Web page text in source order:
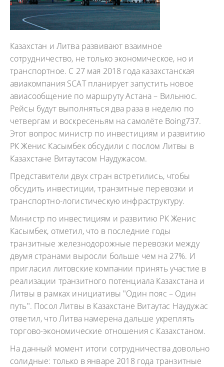
Казахстан и Литва развивают взаимное
сотрудничество, не только экономическое, но и
транспортное. С 27 мая 2018 года казахстанская
авиакомпания SCAT планирует запустить новое
авиасообщение по маршруту Астана – Вильнюс.
Рейсы будут выполняться два раза в неделю по
четвергам и воскресеньям на самолёте Boing737.
Этот вопрос министр по инвестициям и развитию
РК Женис Касымбек обсудили с послом Литвы в
Казахстане Витаутасом Наудужасом.
Представители двух стран встретились, чтобы
обсудить инвестиции, транзитные перевозки и
транспортно-логистическую инфраструктуру.
Министр по инвестициям и развитию РК Женис
Касымбек, отметил, что в последние годы
транзитные железнодорожные перевозки между
двумя странами выросли больше чем на 27%. И
пригласил литовские компании принять участие в
реализации транзитного потенциала Казахстана и
Литвы в рамках инициативы "Один пояс – Один
путь". Посол Литвы в Казахстане Витаутас Наудужас
ответил, что Литва намерена дальше укреплять
торгово-экономические отношения с Казахстаном.
На данный момент итоги сотрудничества довольно
солидные: только в январе 2018 года транзитные